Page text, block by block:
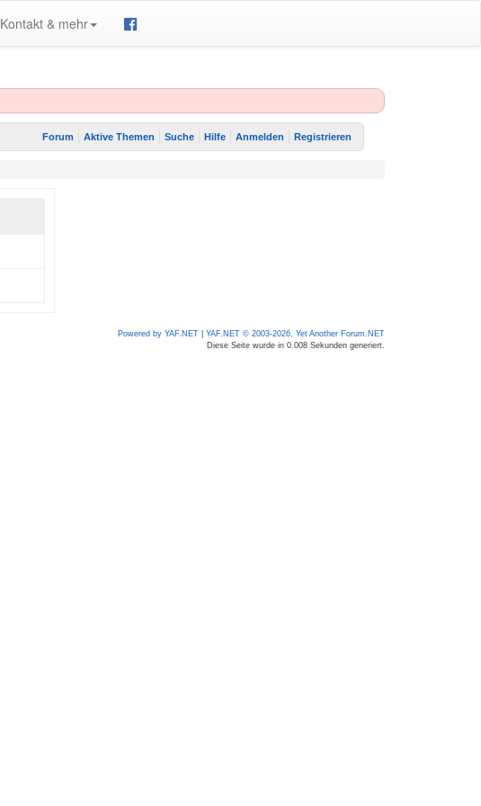
Kontakt & mehr
Forum Aktive Themen Suche Hilfe Anmelden Registrieren
Powered by YAF.NET
YAF.NET © 2003-2026, Yet Another Forum.NET
Diese Seite wurde in 0.008 Sekunden generiert.